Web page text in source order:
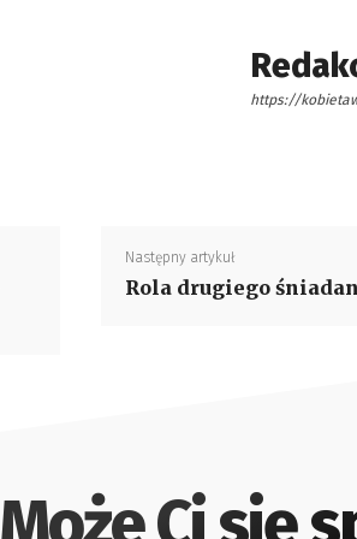
https://
Następny artykuł
Rola drugiego